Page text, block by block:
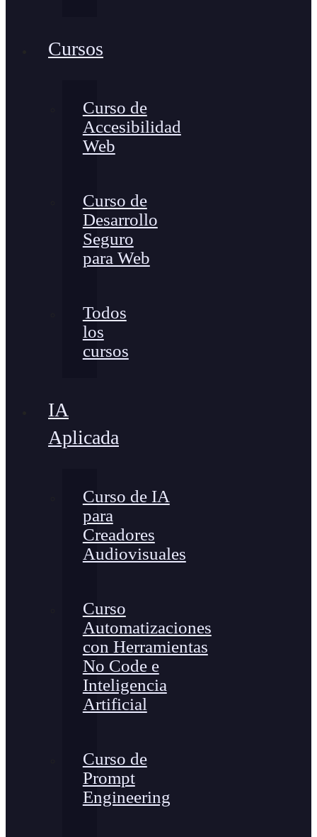
Cursos
Curso de
Accesibilidad
Web
Curso de
Desarrollo
Seguro
para Web
Todos
los
cursos
IA
Aplicada
Curso de IA
para
Creadores
Audiovisuales
Curso
Automatizaciones
con Herramientas
No Code e
Inteligencia
Artificial
Curso de
Prompt
Engineering